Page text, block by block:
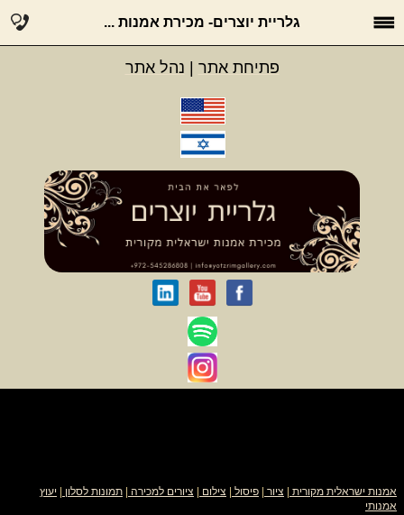
גלריית יוצרים- מכירת אמנות ...
פתיחת אתר נהל אתר
אמנות ישראלית מקורית ציור פיסול צילום ציורים למכירה תמונות לסלון
יעוץ
אמנותי